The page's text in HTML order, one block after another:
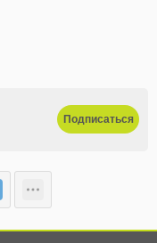
Подписаться